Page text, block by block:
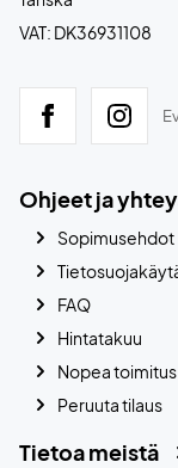
VAT: DK36931108
Ohjeet ja
Sopimusehdot
FAQ
Hintatakuu
Nopea toimitus
Peruuta tilaus
Tietoa meistä